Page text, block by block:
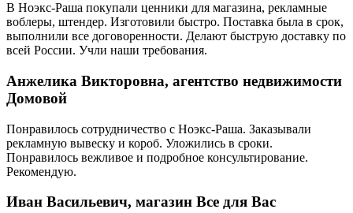
В Ноэкс-Раша покупали ценники для магазина, рекламные
воблеры, штендер. Изготовили быстро. Поставка была в срок,
выполнили все договоренности. Делают быструю доставку по
всей России. Учли наши требования.
Анжелика Викторовна, агентство недвижимости
Домовой
Понравилось сотрудничество с Ноэкс-Раша. Заказывали
рекламную вывеску и короб. Уложились в сроки.
Понравилось вежливое и подробное консультирование.
Рекомендую.
Иван Васильевич, магазин Все для Вас